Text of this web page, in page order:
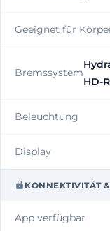
Geeignet für
Bremssystem
HD-
Beleuchtung
Display
KONNEKTIVITÄT
App verfügbar